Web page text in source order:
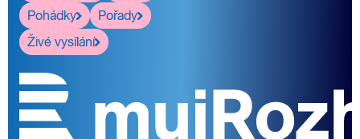
Pohádky
Pořady
Živé vysílání